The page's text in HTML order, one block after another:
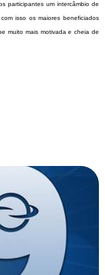
participantes um intercâmbio de
isso os maiores beneficiados
muito mais motivada e cheia de